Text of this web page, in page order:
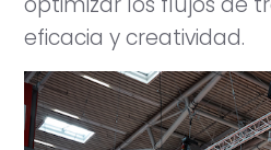
eficacia y creatividad.